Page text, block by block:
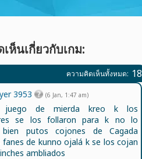
ห็นเกี่ยวกับเกม:
ความคิดเห็นทั้งหมด: 18
3953 (6 Jan, 1:47 am)
juego de mierda kreo k los
se los follaron para k no lo
bien putos cojones de Cagada
fanes de kunno ojalá k se los cojan
ambliados